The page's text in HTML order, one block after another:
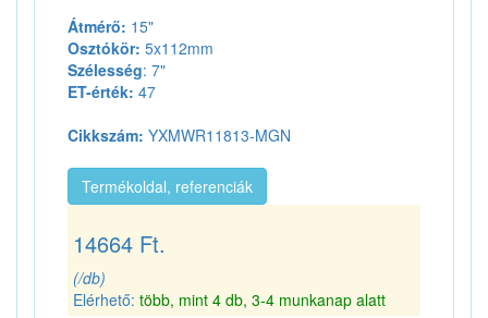
Átmérő: 15"
Osztókör: 5x112mm
Szélesség: 7"
ET-érték: 47
Cikkszám: YXMWR11813-MGN
Termékoldal, referenciák
14664 Ft.
(/db)
Elérhető: több, mint 4 db, 3-4 munkanap alatt